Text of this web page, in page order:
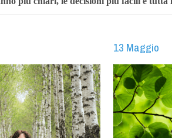
13 Maggio